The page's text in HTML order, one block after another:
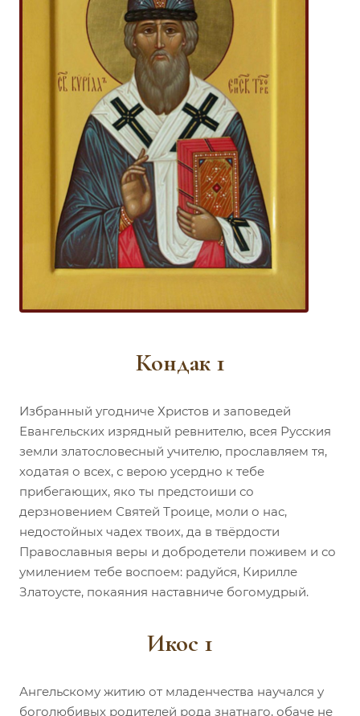
Кондак 1
Избранный угодниче Христов и заповедей
Евангельских изрядный ревнителю, всея Русския
земли златословесный учителю, прославляем тя,
ходатая о всех, с верою усердно к тебе
прибегающих, яко ты предстоиши со
дерзновением Святей Троице, моли о нас,
недостойных чадех твоих, да в твёрдости
Православныя веры и добродетели поживем и со
умилением тебе воспоем: радуйся, Кирилле
Златоусте, покаяния наставниче богомудрый.
Икос 1
Ангельскому житию от младенчества научался у
боголюбивых родителей рода знатнаго, обаче не